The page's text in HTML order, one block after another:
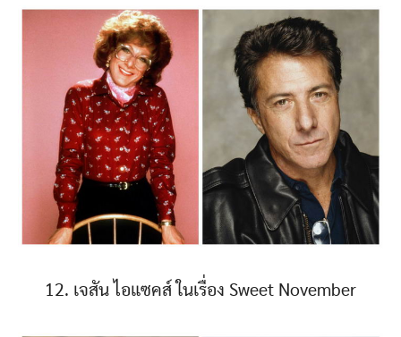
12. เจสัน ไอแซคส์ ในเรื่อง Sweet November